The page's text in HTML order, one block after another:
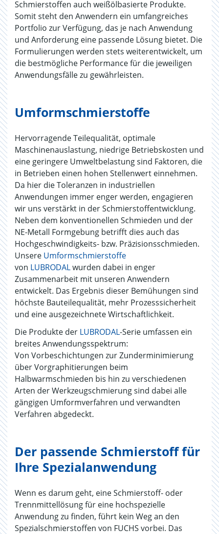
Schmierstoffen auch weißölbasierte Produkte.
Somit steht den Anwendern ein umfangreiches
Portfolio zur Verfügung, das je nach Anwendung
und Anforderung eine passende Lösung bietet. Die
Formulierungen werden stets weiterentwickelt, um
die bestmögliche Performance für die jeweiligen
Anwendungsfälle zu gewährleisten.
Umformschmierstoffe
Hervorragende Teilequalität, optimale
Maschinenauslastung, niedrige Betriebskosten und
eine geringere Umweltbelastung sind Faktoren, die
in Betrieben einen hohen Stellenwert einnehmen.
Da hier die Toleranzen in industriellen
Anwendungen immer enger werden, engagieren
wir uns verstärkt in der Schmierstoffentwicklung.
Neben dem konventionellen Schmieden und der
NE-Metall Formgebung betrifft dies auch das
Hochgeschwindigkeits- bzw. Präzisionsschmieden.
Unsere Umformschmierstoffe
von LUBRODALwurden dabei in enger
Zusammenarbeit mit unseren Anwendern
entwickelt. Das Ergebnis dieser Bemühungen sind
höchste Bauteilequalität, mehr Prozesssicherheit
und eine ausgezeichnete Wirtschaftlichkeit.
Die Produkte der LUBRODAL-Serie umfassen ein
breites Anwendungsspektrum:
Von Vorbeschichtungen zur Zunderminimierung
über Vorgraphitierungen beim
Halbwarmschmieden bis hin zu verschiedenen
Arten der Werkzeugschmierung sind dabei alle
gängigen Umformverfahren und verwandten
Verfahren abgedeckt.
Der passende Schmierstoff für
Ihre Spezialanwendung
Wenn es darum geht, eine Schmierstoff- oder
Trennmittellösung für eine hochspezielle
Anwendung zu finden, führt kein Weg an den
Spezialschmierstoffen von FUCHS vorbei. Das